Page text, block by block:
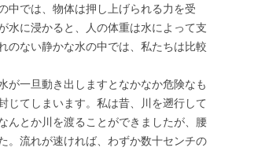
中では、物体は押し上げられる力を受
水に浸かると、人の体重は水によって支
のない静かな水の中では、私たちは比較
が一旦動き出しますとなかなか危険なも
じてしまいます。私は昔、川を遡行して
んとか川を渡ることができましたが、腰
。流れが速ければ、わずか数十センチの